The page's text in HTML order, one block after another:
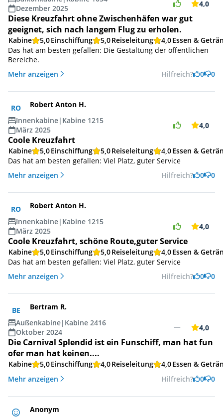
Dezember 2025
4,0
Diese Kreuzfahrt ohne Zwischenhäfen war gut
geeignet, sich nach langem Flug zu erholen.
Kabine 5,0Einschiffung 5,0Reiseleitung 4,0Essen &
Das hat am besten gefallen: Die Gestaltung der öffentlichen
Bereiche.
Mehr anzeigen
Hilfreich? 0 0
RO
Robert Anton H.
Innenkabine| Kabine 1215
März 2025
4,0
Coole Kreuzfahrt
Kabine 5,0Einschiffung 5,0Reiseleitung 4,0Essen &
Das hat am besten gefallen: Viel Platz, guter Service
Mehr anzeigen
Hilfreich? 0 0
RO
Robert Anton H.
Innenkabine| Kabine 1215
März 2025
4,0
Coole Kreuzfahrt, schöne Route,guter Service
Kabine 5,0Einschiffung 5,0Reiseleitung 4,0Essen &
Das hat am besten gefallen: Viel Platz, guter Service
Mehr anzeigen
Hilfreich? 0 0
BE
Bertram R.
Außenkabine| Kabine 2416
Oktober 2024
4,0
Die Carnival Splendid ist ein Funschiff, man hat fun
ofer man hat keinen....
Kabine 5,0Einschiffung 4,0Reiseleitung 4,0Essen &
Mehr anzeigen
Hilfreich? 0 0
Anonym